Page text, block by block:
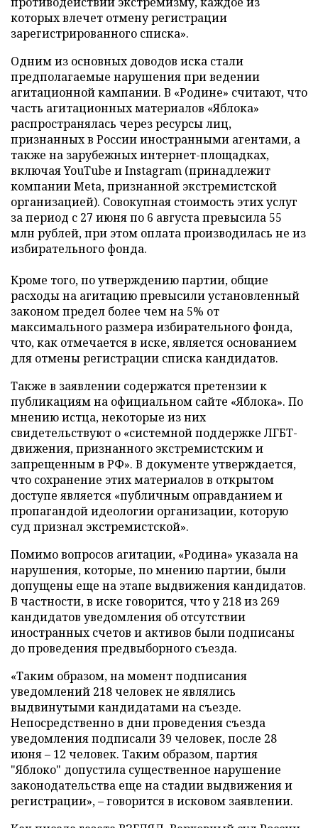
которых влечет отмену регистрации
зарегистрированного списка».
Одним из основных доводов иска стали
предполагаемые нарушения при ведении
агитационной кампании. В «Родине» считают, что
часть агитационных материалов «Яблока»
распространялась через ресурсы лиц,
признанных в России иностранными агентами, а
также на зарубежных интернет-площадках,
включая YouTube и Instagram (принадлежит
компании Meta, признанной экстремистской
организацией). Совокупная стоимость этих услуг
за период с 27 июня по 6 августа превысила 55
млн рублей, при этом оплата производилась не из
избирательного фонда.
Кроме того, по утверждению партии, общие
расходы на агитацию превысили установленный
законом предел более чем на 5% от
максимального размера избирательного фонда,
что, как отмечается в иске, является основанием
для отмены регистрации списка кандидатов.
Также в заявлении содержатся претензии к
публикациям на официальном сайте «Яблока». По
мнению истца, некоторые из них
свидетельствуют о «системной поддержке ЛГБТ-
движения, признанного экстремистским и
запрещенным в РФ». В документе утверждается,
что сохранение этих материалов в открытом
доступе является «публичным оправданием и
пропагандой идеологии организации, которую
суд признал экстремистской».
Помимо вопросов агитации, «Родина» указала на
нарушения, которые, по мнению партии, были
допущены еще на этапе выдвижения кандидатов.
В частности, в иске говорится, что у 218 из 269
кандидатов уведомления об отсутствии
иностранных счетов и активов были подписаны
до проведения предвыборного съезда.
«Таким образом, на момент подписания
уведомлений 218 человек не являлись
выдвинутыми кандидатами на съезде.
Непосредственно в дни проведения съезда
уведомления подписали 39 человек, после 28
июня – 12 человек. Таким образом, партия
"Яблоко" допустила существенное нарушение
законодательства еще на стадии выдвижения и
регистрации», – говорится в исковом заявлении.